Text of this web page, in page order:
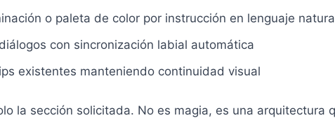
o paleta de color por instrucción en lenguaje
con sincronización labial automática
existentes manteniendo continuidad visual
la sección solicitada. No es magia, es una arquitectura